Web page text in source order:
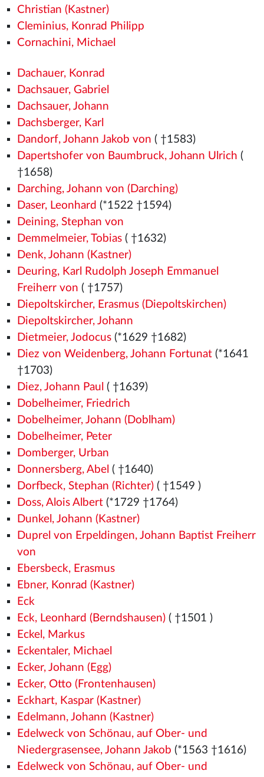
Christian (Kastner)
Cleminius, Konrad Philipp
Cornachini, Michael
Dachauer, Konrad
Dachsauer, Gabriel
Dachsauer, Johann
Dachsberger, Karl
Dandorf, Johann Jakob von ( †1583)
Dapertshofer von Baumbruck, Johann Ulrich (
†1658)
Darching, Johann von (Darching)
Daser, Leonhard (*1522 †1594)
Deining, Stephan von
Demmelmeier, Tobias( †1632)
Denk, Johann (Kastner)
Deuring, Karl Rudolph Joseph Emmanuel
Freiherr von ( †1757)
Diepoltskircher, Erasmus (Diepoltskirchen)
Diepoltskircher, Johann
Dietmeier, Jodocus(*1629 †1682)
Diez von Weidenberg, Johann Fortunat(*1641
†1703)
Diez, Johann Paul ( †1639)
Dobelheimer, Friedrich
Dobelheimer, Johann (Doblham)
Dobelheimer, Peter
Domberger, Urban
Donnersberg, Abel ( †1640)
Dorfbeck, Stephan (Richter)( †1549 )
Doss, Alois Albert(*1729 †1764)
Dunkel, Johann (Kastner)
Duprel von Erpeldingen, Johann Baptist Freiherr
von
Ebersbeck, Erasmus
Ebner, Konrad (Kastner)
Eck
Eck, Leonhard (Berndshausen)( †1501 )
Eckel, Markus
Eckentaler, Michael
Ecker, Johann (Egg)
Ecker, Otto (Frontenhausen)
Eckhart, Kaspar (Kastner)
Edelmann, Johann (Kastner)
Edelweck von Schönau, auf Ober- und
Niedergrasensee, Johann Jakob (*1563 †1616)
Edelweck von Schönau, auf Ober- und